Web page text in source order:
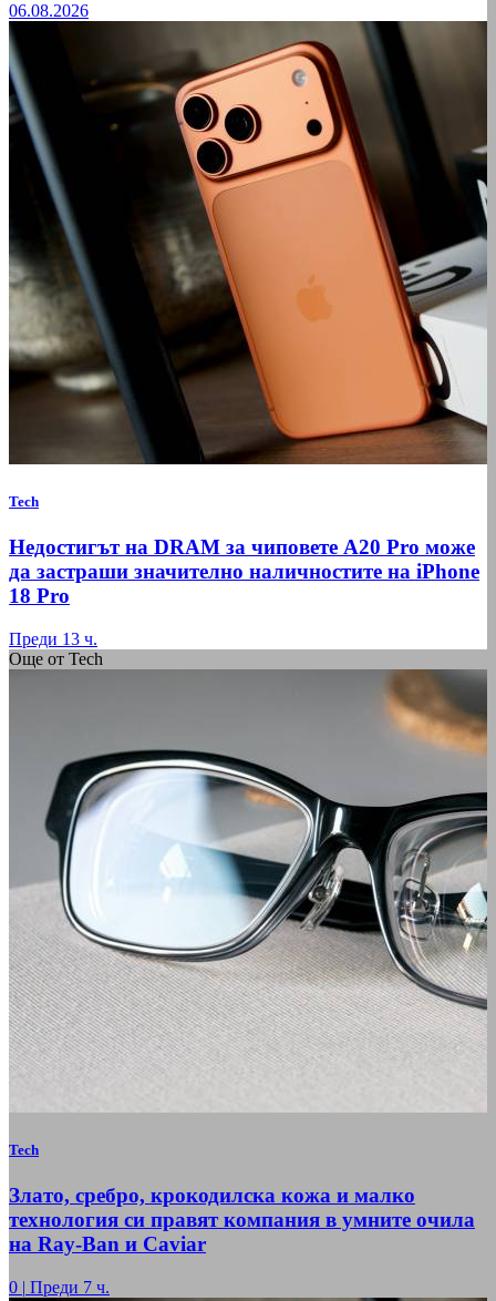
06.08.2026
Tech
Недостигът на DRAM за чиповете A20 Pro може
да застраши значително наличностите на iPhone
18 Pro
Преди 13 ч.
Още от Tech
Tech
Злато, сребро, крокодилска кожа и малко
технология си правят компания в умните очила
на Ray-Ban и Caviar
0 | Преди 7 ч.